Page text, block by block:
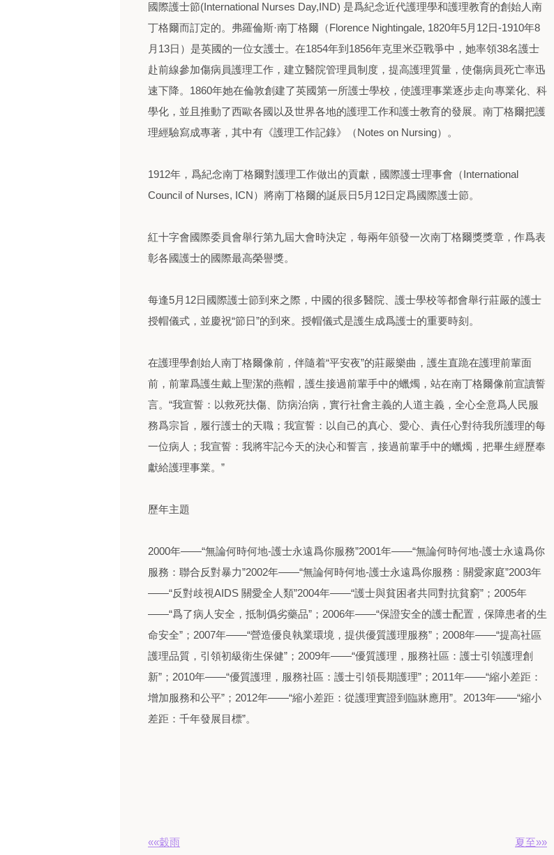
國際護士節(International Nurses Day,IND) 是爲紀念近代護理學和護理教育的創始人南
丁格爾而訂定的。弗羅倫斯·南丁格爾（Florence Nightingale, 1820年5月12日-1910年8
月13日）是英國的一位女護士。在1854年到1856年克里米亞戰爭中，她率領38名護士
赴前線參加傷病員護理工作，建立醫院管理員制度，提高護理質量，使傷病員死亡率迅
速下降。1860年她在倫敦創建了英國第一所護士學校，使護理事業逐步走向專業化、科
學化，並且推動了西歐各國以及世界各地的護理工作和護士教育的發展。南丁格爾把護
理經驗寫成專著，其中有《護理工作記錄》（Notes on Nursing）。
1912年，爲紀念南丁格爾對護理工作做出的貢獻，國際護士理事會（International
Council of Nurses, ICN）將南丁格爾的誕辰日5月12日定爲國際護士節。
紅十字會國際委員會舉行第九屆大會時決定，每兩年頒發一次南丁格爾獎獎章，作爲表
彰各國護士的國際最高榮譽獎。
每逢5月12日國際護士節到來之際，中國的很多醫院、護士學校等都會舉行莊嚴的護士
授帽儀式，並慶祝“節日”的到來。授帽儀式是護生成爲護士的重要時刻。
在護理學創始人南丁格爾像前，伴隨着“平安夜”的莊嚴樂曲，護生直跪在護理前輩面
前，前輩爲護生戴上聖潔的燕帽，護生接過前輩手中的蠟燭，站在南丁格爾像前宣讀誓
言。“我宣誓：以救死扶傷、防病治病，實行社會主義的人道主義，全心全意爲人民服
務爲宗旨，履行護士的天職；我宣誓：以自己的真心、愛心、責任心對待我所護理的每
一位病人；我宣誓：我將牢記今天的決心和誓言，接過前輩手中的蠟燭，把畢生經歷奉
獻給護理事業。”
歷年主題
2000年——“無論何時何地-護士永遠爲你服務”2001年——“無論何時何地-護士永遠爲你
服務：聯合反對暴力”2002年——“無論何時何地-護士永遠爲你服務：關愛家庭”2003年
——“反對歧視AIDS 關愛全人類”2004年——“護士與貧困者共同對抗貧窮”；2005年
——“爲了病人安全，抵制僞劣藥品”；2006年——“保證安全的護士配置，保障患者的生
命安全”；2007年——“營造優良執業環境，提供優質護理服務”；2008年——“提高社區
護理品質，引領初級衛生保健”；2009年——“優質護理，服務社區：護士引領護理創
新”；2010年——“優質護理，服務社區：護士引領長期護理”；2011年——“縮小差距：
增加服務和公平”；2012年——“縮小差距：從護理實證到臨牀應用”。2013年——“縮小
差距：千年發展目標”。
««穀雨 夏至»»